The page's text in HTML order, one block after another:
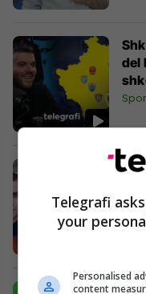
del
U
Telegrafi
your
Personalised
content